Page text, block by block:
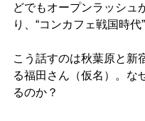
どでもオープンラッシュ
り、“コンカフェ戦国時代
こう話すのは秋葉原と新
る福田さん（仮名）。な
るのか？